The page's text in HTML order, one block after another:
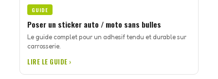
GUIDE
Poser un sticker auto / moto sans bulles
Le guide complet pour un adhesif tendu et durable sur
carrosserie.
LIRE LE GUIDE ›